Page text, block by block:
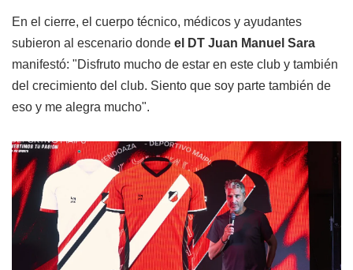
En el cierre, el cuerpo técnico, médicos y ayudantes
subieron al escenario donde el DT Juan Manuel Sara
manifestó: "Disfruto mucho de estar en este club y también
del crecimiento del club. Siento que soy parte también de
eso y me alegra mucho".